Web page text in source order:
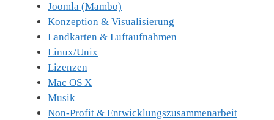
Joomla (Mambo)
Konzeption & Visualisierung
Landkarten & Luftaufnahmen
Linux/Unix
Lizenzen
Mac OS X
Musik
Non-Profit & Entwicklungszusammenarbeit